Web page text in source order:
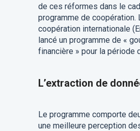
de ces réformes dans le
programme de coopération.
coopération internationale
lancé un programme de «
financière » pour la période
L’extraction de
Le programme comporte
une meilleure perception